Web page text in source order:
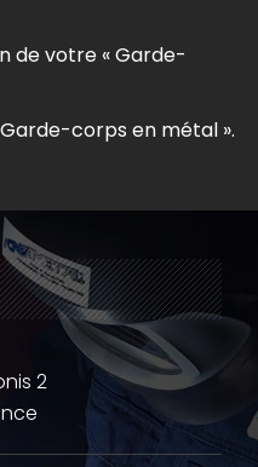
de votre « Garde-
corps en métal ».
2